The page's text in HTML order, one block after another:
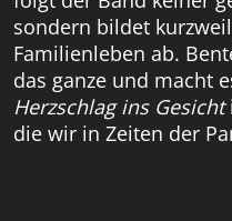
sondern bildet
Familienleben ab.
das ganze und macht
Herzschlag ins Gesicht
die wir in Zeiten der